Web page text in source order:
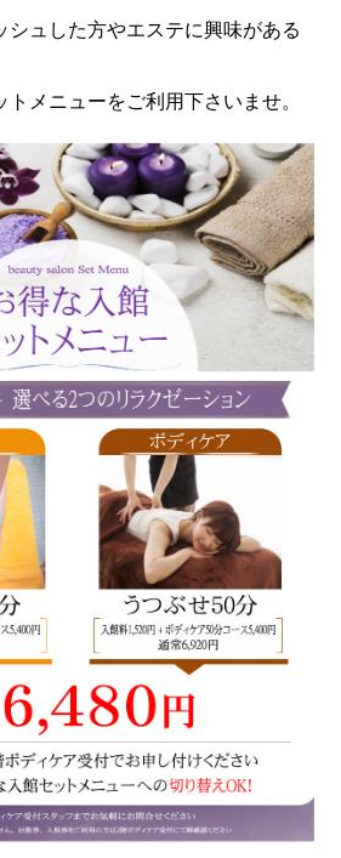
シュした方やエステに興味がある
メニューをご利用下さいませ。